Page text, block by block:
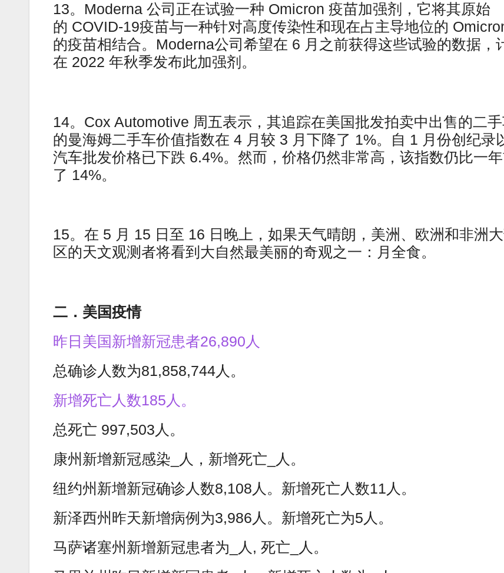
13。Moderna 公司正在试验一种 Omicron 疫苗加强剂，它将其原始
的 COVID-19疫苗与一种针对高度传染性和现在占主导地位的
的疫苗相结合。Moderna公司希望在 6 月之前获得这些试验的数据，
在 2022 年秋季发布此加强剂。
14。Cox Automotive 周五表示，其追踪在美国批发拍卖中出售的二
的曼海姆二手车价值指数在 4 月较 3 月下降了 1%。自 1 月份创纪录
汽车批发价格已下跌 6.4%。然而，价格仍然非常高，该指数仍比一
了 14%。
15。在 5 月 15 日至 16 日晚上，如果天气晴朗，美洲、欧洲和非洲
区的天文观测者将看到大自然最美丽的奇观之一：月全食。
二．美国疫情
昨日美国新增新冠患者26,890人
总确诊人数为81,858,744人。
新增死亡人数185人。
总死亡 997,503人。
康州新增新冠感染_人，新增死亡_人。
纽约州新增新冠确诊人数8,108人。新增死亡人数11人。
新泽西州昨天新增病例为3,986人。新增死亡为5人。
马萨诸塞州新增新冠患者为_人, 死亡_人。